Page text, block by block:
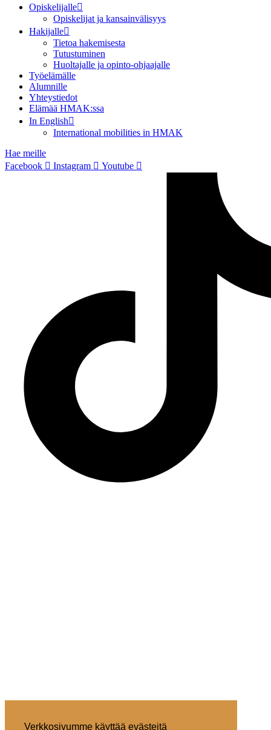
Verkkosivumme käyttää evästeitä
Opiskelijalle
Opiskelijat ja kansainvälisyys
Hakijalle
Tietoa hakemisesta
Tutustuminen
Huoltajalle ja opinto-ohjaajalle
Työelämälle
Alumnille
Yhteystiedot
Elämää HMAK:ssa
In English
International mobilities in HMAK
Hae meille
Facebook
Instagram Youtube